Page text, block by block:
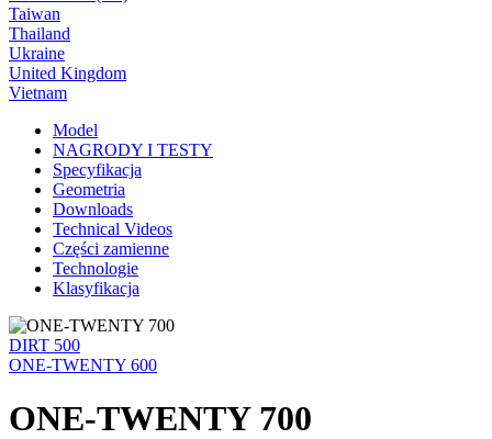
Taiwan
Thailand
Ukraine
United Kingdom
Vietnam
Model
NAGRODY I TESTY
Specyfikacja
Geometria
Downloads
Technical Videos
Części zamienne
Technologie
Klasyfikacja
DIRT 500
ONE-TWENTY 600
ONE-TWENTY 700